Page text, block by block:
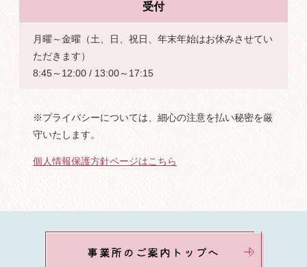
受付
月曜～金曜（土、日、祝日、年末年始はお休みさせてい
ただきます）
8:45～12:00 / 13:00～17:15
※プライバシーについては、細心の注意を払い秘密を厳
守いたします。
個人情報保護方針ページはこちら
事業所のご案内トップへ